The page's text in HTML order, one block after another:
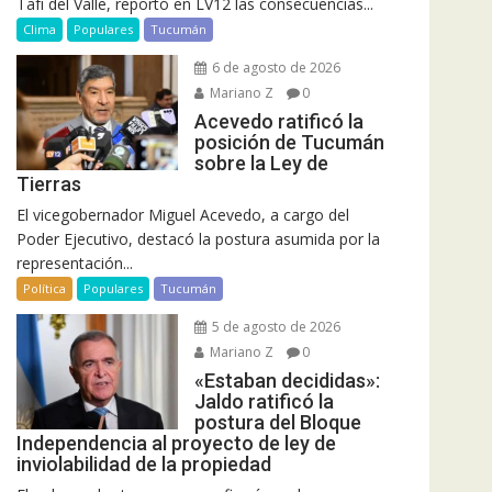
Clima Populares Tucumán
6 de agosto de 2026
Mariano Z
0
Acevedo ratificó la
posición de Tucumán
sobre la Ley de
Tierras
El vicegobernador Miguel Acevedo, a cargo del
Poder Ejecutivo, destacó la postura asumida por la
representación...
Política Populares Tucumán
5 de agosto de 2026
Mariano Z
0
«Estaban decididas»:
Jaldo ratificó la
postura del Bloque
Independencia al proyecto de ley de
inviolabilidad de la propiedad